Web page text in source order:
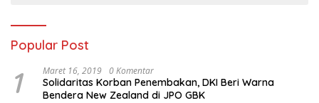
Popular Post
1 Maret 16, 2019 0 Komentar
Solidaritas Korban Penembakan, DKI Beri Warna
Bendera New Zealand di JPO GBK